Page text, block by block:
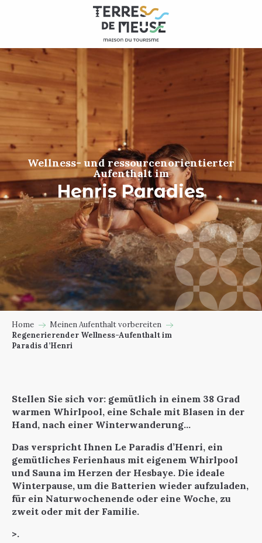
principal
Wellness- und ressourcenorientierter
Aufenthalt im
Henris Paradies
Home
Meinen Aufenthalt vorbereiten
Regenerierender Wellness-Aufenthalt im
Paradis d’Henri
Stellen Sie sich vor: gemütlich in einem 38 Grad
warmen Whirlpool, eine Schale mit Blasen in der
Hand, nach einer Winterwanderung…
Das verspricht Ihnen Le Paradis d’Henri, ein
gemütliches Ferienhaus mit eigenem Whirlpool
und Sauna im Herzen der Hesbaye. Die ideale
Winterpause, um die Batterien wieder aufzuladen,
für ein Naturwochenende oder eine Woche, zu
zweit oder mit der Familie.
>.